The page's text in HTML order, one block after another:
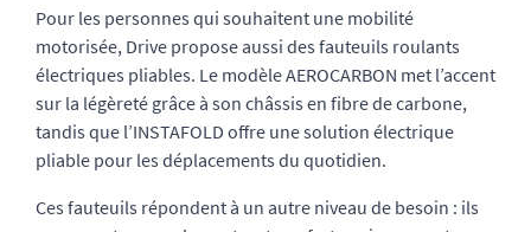
Pour les personnes qui souhaitent une mobilité
motorisée, Drive propose aussi des fauteuils roulants
électriques pliables. Le modèle AEROCARBON met l’accent
sur la légèreté grâce à son châssis en fibre de carbone,
tandis que l’INSTAFOLD offre une solution électrique
pliable pour les déplacements du quotidien.
Ces fauteuils répondent à un autre niveau de besoin : ils